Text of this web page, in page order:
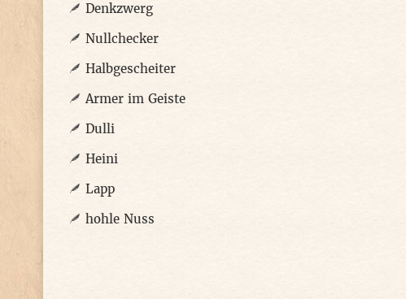
Denkzwerg
Nullchecker
Halbgescheiter
Armer im Geiste
Dulli
Heini
Lapp
hohle Nuss